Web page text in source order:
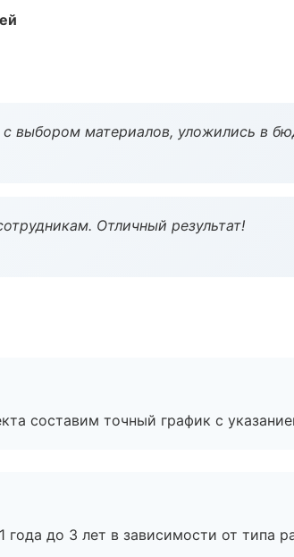
выбором материалов, уложились в
Отличный результат!
составим точный график с
года до 3 лет в зависимости от типа